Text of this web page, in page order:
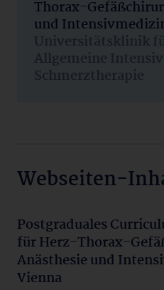
Thorax-
und
Universitätsklinik
Allgemeine
Schmerztherapie
Webseiten-
Postgraduales
für Herz-Thorax-
Anästhesie und
Vienna